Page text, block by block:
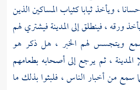
، ويأخذ ثيابا كثياب المساكين الذين
ورقه ، فينطلق إلى المدينة فيشتري لهم
ويتجسس لهم الخبر ، هل ذكر هو
، ثم يرجع إلى أصحابه بطعامهم
سمع من أخبار الناس ، فلبثوا بذلك ما